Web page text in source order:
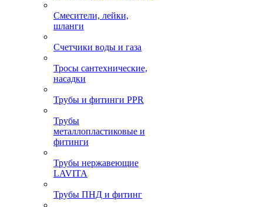
Смесители, лейки,
шланги
Счетчики воды и газа
Тросы сантехнические,
насадки
Трубы и фитинги PPR
Трубы
металлопластиковые и
фитинги
Трубы нержавеющие
LAVITA
Трубы ПНД и фитинг